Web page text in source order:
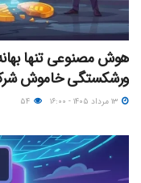
هوش مصنوعی تنها
ورشکستگی خاموش